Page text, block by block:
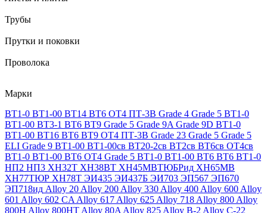
Трубы
Прутки и поковки
Проволока
Марки
ВТ1-0 ВТ1-00 ВТ14 ВТ6 ОТ4 ПТ-3В Grade 4 Grade 5 ВТ1-0
ВТ1-00 ВТ3-1 ВТ6 ВТ9 Grade 5 Grade 9A Grade 9D ВТ1-0
ВТ1-00 ВТ16 ВТ6 ВТ9 ОТ4 ПТ-3В Grade 23 Grade 5 Grade 5
ELI Grade 9 ВТ1-00 ВТ1-00св ВТ20-2св ВТ2св ВТ6св ОТ4св
ВТ1-0 ВТ1-00 ВТ6 ОТ4 Grade 5 ВТ1-0 ВТ1-00 ВТ6 ВТ6 ВТ1-0
НП2 НП3 ХН32Т ХН38ВТ ХН45МВТЮБРид ХН65МВ
ХН77ТЮР ХН78Т ЭИ435 ЭИ437Б ЭИ703 ЭП567 ЭП670
ЭП718ид Alloy 20 Alloy 200 Alloy 330 Alloy 400 Alloy 600 Alloy
601 Alloy 602 CA Alloy 617 Alloy 625 Alloy 718 Alloy 800 Alloy
800H Alloy 800HT Alloy 80A Alloy 825 Alloy B-2 Alloy C-22